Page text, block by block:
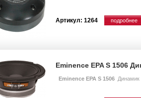
Артикул: 1264 подробнее
Eminence EPA S 1506
Eminence EPA S 1506